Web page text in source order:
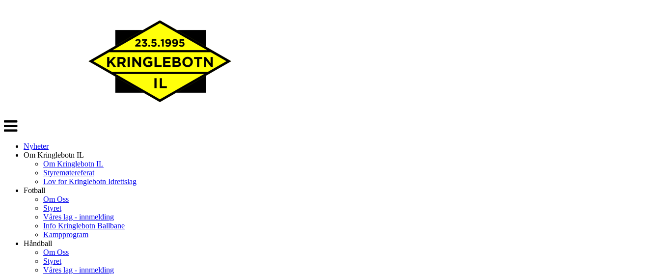
Veksle
navigasjon
Nyheter
Om Kringlebotn IL
Om Kringlebotn IL
Styremøtereferat
Lov for Kringlebotn Idrettslag
Fotball
Om Oss
Styret
Våres lag - innmelding
Info Kringlebotn Ballbane
Kampprogram
Håndball
Om Oss
Styret
Våres lag - innmelding